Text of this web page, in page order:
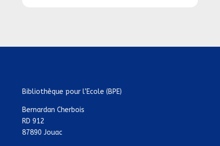
Bibliothèque pour l’Ecole (BPE)
Bernardan Cherbois
RD 912
87890 Jouac